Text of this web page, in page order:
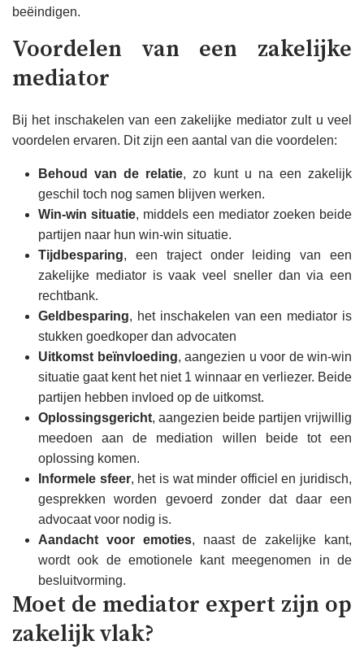
beëindigen.
Voordelen van een zakelijke
mediator
Bij het inschakelen van een zakelijke mediator zult u veel
voordelen ervaren. Dit zijn een aantal van die voordelen:
Behoud van de relatie, zo kunt u na een zakelijk
geschil toch nog samen blijven werken.
Win-win situatie, middels een mediator zoeken beide
partijen naar hun win-win situatie.
Tijdbesparing, een traject onder leiding van een
zakelijke mediator is vaak veel sneller dan via een
rechtbank.
Geldbesparing, het inschakelen van een mediator is
stukken goedkoper dan advocaten
Uitkomst beïnvloeding, aangezien u voor de win-win
situatie gaat kent het niet 1 winnaar en verliezer. Beide
partijen hebben invloed op de uitkomst.
Oplossingsgericht, aangezien beide partijen vrijwillig
meedoen aan de mediation willen beide tot een
oplossing komen.
Informele sfeer, het is wat minder officiel en juridisch,
gesprekken worden gevoerd zonder dat daar een
advocaat voor nodig is.
Aandacht voor emoties, naast de zakelijke kant,
wordt ook de emotionele kant meegenomen in de
besluitvorming.
Moet de mediator expert zijn op
zakelijk vlak?